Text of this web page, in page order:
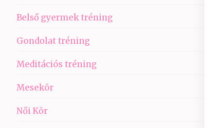
Belső gyermek tréning
Gondolat tréning
Meditációs tréning
Mesekör
Női Kör